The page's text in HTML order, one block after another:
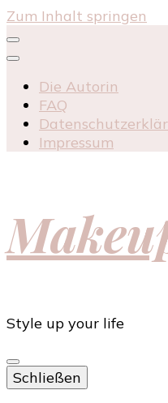
Zum Inhalt springen
Die Autorin
FAQ
Impressum
Style up your life
Schließen